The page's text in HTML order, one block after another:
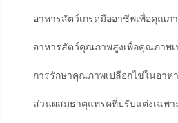
อาหารสัตว์เกรดมืออาชีพเพื่อคุณภ
อาหารสัตว์คุณภาพสูงเพื่อคุณภาพเ
การรักษาคุณภาพเปลือกไข่ในอาห
ส่วนผสมธาตุแทรคที่ปรับแต่งเฉพา